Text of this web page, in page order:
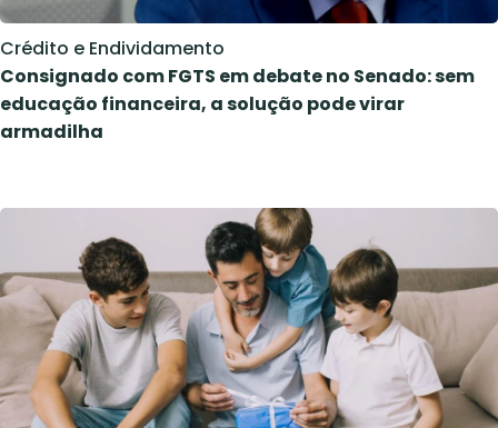
Crédito e Endividamento
Consignado com FGTS em debate no Senado: sem
educação financeira, a solução pode virar
armadilha